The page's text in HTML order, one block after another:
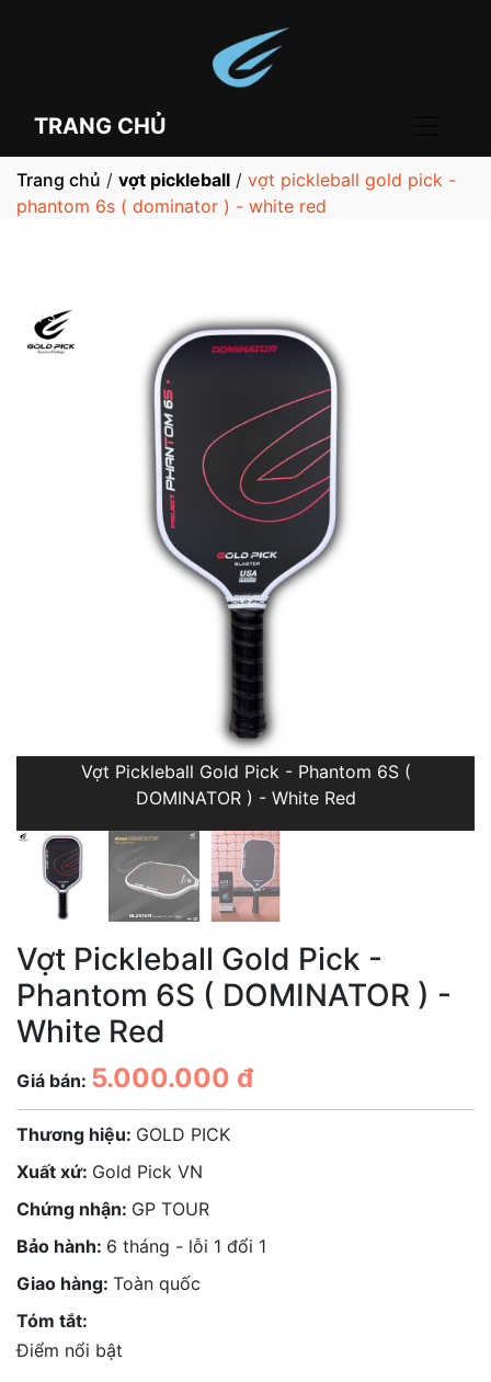
TRANG CHỦ
Trang chủ / vợt pickleball / vợt pickleball gold pick -
phantom 6s ( dominator ) - white red
1 / 3
Vợt Pickleball Gold Pick - Phantom 6S (
DOMINATOR ) - White Red
Vợt Pickleball Gold Pick -
Phantom 6S ( DOMINATOR ) -
White Red
Giá bán: 5.000.000 đ
Thương hiệu: GOLD PICK
Xuất xứ: Gold Pick VN
Chứng nhận: GP TOUR
Bảo hành: 6 tháng - lỗi 1 đổi 1
Giao hàng: Toàn quốc
Tóm tắt:
Điểm nổi bật